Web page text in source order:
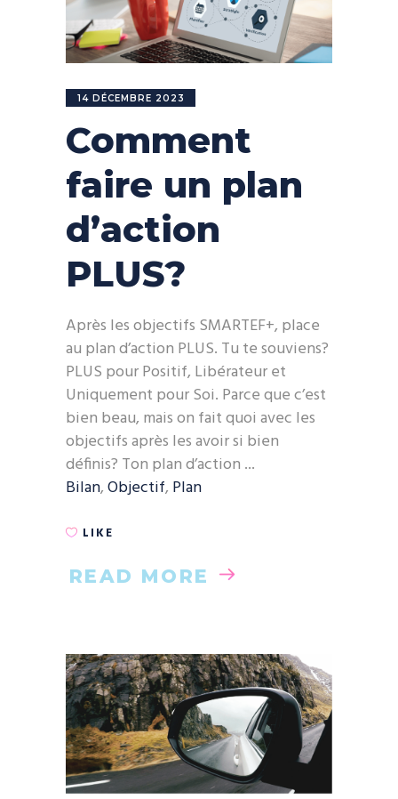
14 DÉCEMBRE 2023
Comment
faire un plan
d’action
PLUS?
Après les objectifs SMARTEF+, place
au plan d’action PLUS. Tu te souviens?
PLUS pour Positif, Libérateur et
Uniquement pour Soi. Parce que c’est
bien beau, mais on fait quoi avec les
objectifs après les avoir si bien
définis? Ton plan d’action
Bilan,Objectif, Plan
LIKE
READ MORE